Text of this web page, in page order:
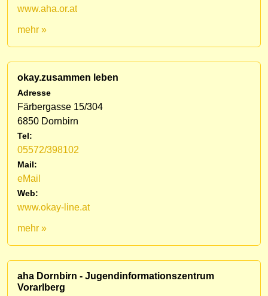
www.aha.or.at
mehr »
okay.zusammen leben
Adresse
Färbergasse 15/304
6850 Dornbirn
Tel:
05572/398102
Mail:
eMail
Web:
www.okay-line.at
mehr »
aha Dornbirn - Jugendinformationszentrum
Vorarlberg